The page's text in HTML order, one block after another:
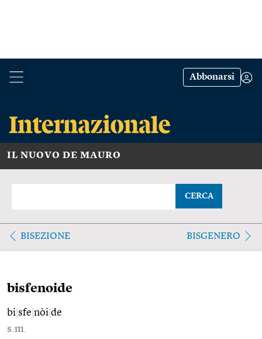
Abbonarsi
IL NUOVO DE MAURO
CERCA
BISEZIONE BISGENERO
bisfenoide
bi sfe nòi de
s.m.